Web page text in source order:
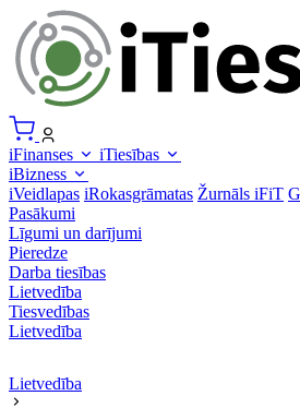
iFinanses
iTiesības
iBizness
iVeidlapas iRokasgrāmatas Žurnāls iFiT
Pasākumi
Līgumi un darījumi
Pieredze
Darba tiesības
Lietvedība
Tiesvedības
Lietvedība
Lietvedība